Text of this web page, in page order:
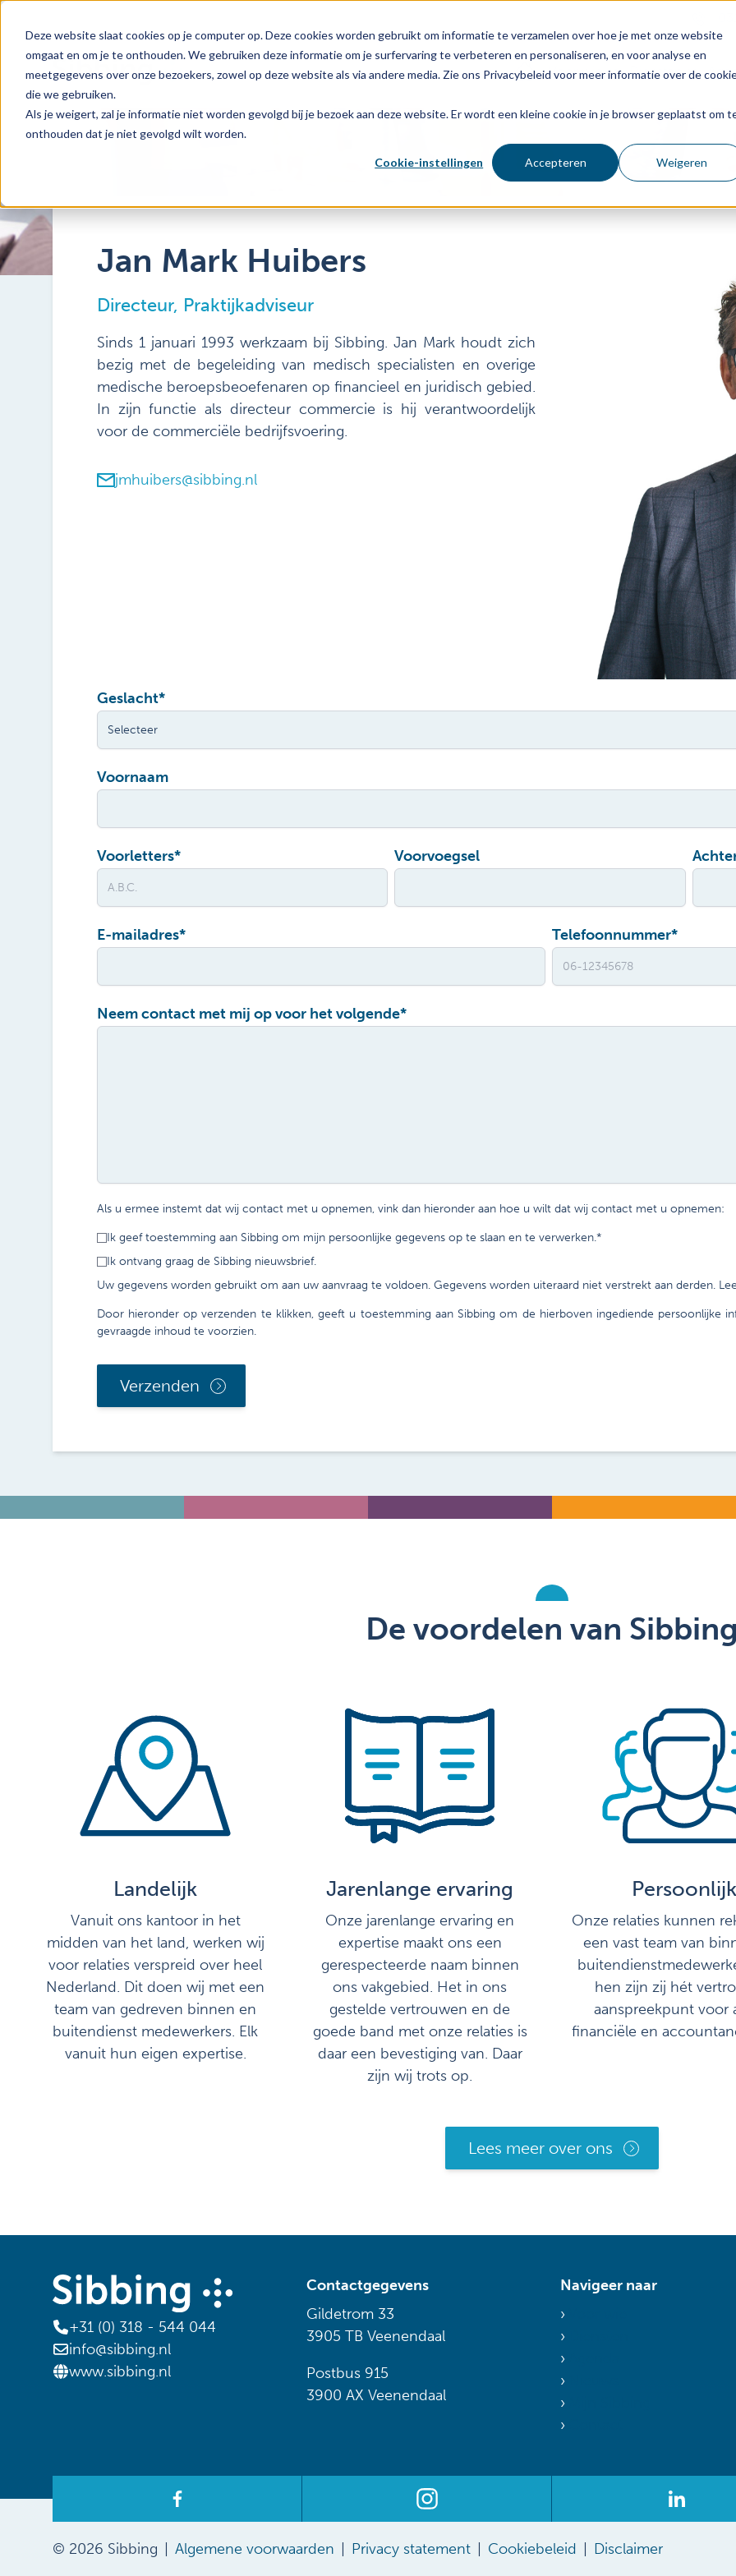
Deze website slaat cookies op je computer op. Deze cookies worden gebruikt om informatie te verzamelen over hoe je met onze website
omgaat en om je te onthouden. We gebruiken deze informatie om je surfervaring te verbeteren en personaliseren, en voor analyse en
meetgegevens over onze bezoekers, zowel op deze website als via andere media. Zie ons Privacybeleid voor meer informatie over de
die we gebruiken.
Als je weigert, zal je informatie niet worden gevolgd bij je bezoek aan deze website. Er wordt een kleine cookie in je browser geplaatst om
onthouden dat je niet gevolgd wilt worden.
Cookie-instellingen Accepteren Weigeren
Voor wie Diensten
Jan Mark Huibers
Directeur, Praktijkadviseur
Sinds 1 januari 1993 werkzaam bij Sibbing. Jan Mark houdt zich
bezig met de begeleiding van medisch specialisten en overige
medische beroepsbeoefenaren op financieel en juridisch gebied.
In zijn functie als directeur commercie is hij verantwoordelijk
voor de commerciële bedrijfsvoering.
jmhuibers@sibbing.nl
Geslacht*
Voornaam
Voorletters* Voorvoegsel
E-mailadres* Telefoonnummer*
Neem contact met mij op voor het volgende*
Als u ermee instemt dat wij contact met u opnemen, vink dan hieronder aan hoe u wilt dat wij contact met u opnemen:
Ik geef toestemming aan Sibbing om mijn persoonlijke gegevens op te slaan en te verwerken.*
Ik ontvang graag de Sibbing nieuwsbrief.
Uw gegevens worden gebruikt om aan uw aanvraag te voldoen. Gegevens worden uiteraard niet verstrekt aan derden.
Door hieronder op verzenden te klikken, geeft u toestemming aan Sibbing om de hierboven ingediende persoonlijke
gevraagde inhoud te voorzien.
De voordelen van
Landelijk
Vanuit ons kantoor in het
midden van het land, werken wij
voor relaties verspreid over heel
Nederland. Dit doen wij met een
team van gedreven binnen en
buitendienst medewerkers. Elk
vanuit hun eigen expertise.
Jarenlange ervaring
Onze jarenlange ervaring en
expertise maakt ons een
gerespecteerde naam binnen
ons vakgebied. Het in ons
gestelde vertrouwen en de
goede band met onze relaties is
daar een bevestiging van. Daar
zijn wij trots op.
Persoonlijk
Onze relaties kunnen
een vast team van
hen zijn zij hét
aanspreekpunt voor
financiële en
Lees meer over ons
+31 (0) 318 - 544 044
info@sibbing.nl
www.sibbing.nl
Contactgegevens
Gildetrom 33
3905 TB Veenendaal
Postbus 915
3900 AX Veenendaal
Navigeer naar
© 2026 Sibbing Algemene voorwaarden Privacy statement Cookiebeleid Disclaimer